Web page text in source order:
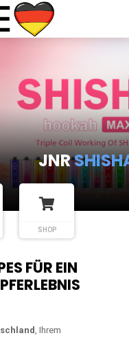
MAX
SHOP
FÜR EIN
, Ihrem